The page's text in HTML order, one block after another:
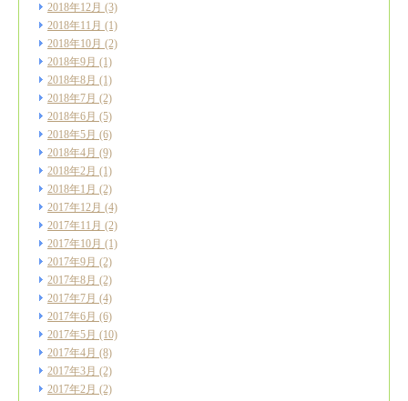
2018年12月 (3)
2018年11月 (1)
2018年10月 (2)
2018年9月 (1)
2018年8月 (1)
2018年7月 (2)
2018年6月 (5)
2018年5月 (6)
2018年4月 (9)
2018年2月 (1)
2018年1月 (2)
2017年12月 (4)
2017年11月 (2)
2017年10月 (1)
2017年9月 (2)
2017年8月 (2)
2017年7月 (4)
2017年6月 (6)
2017年5月 (10)
2017年4月 (8)
2017年3月 (2)
2017年2月 (2)